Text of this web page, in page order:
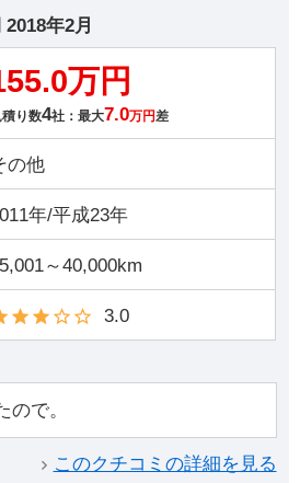
2018年2月
万円
積り数4社：最大7.0万円差
の他
年/平成23年
～40,000km
3.0
ので。
このクチコミの詳細を見る